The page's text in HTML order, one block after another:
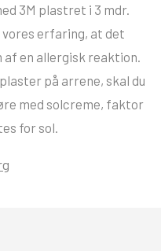
3M plastret i 3 mdr.
erfaring, at det
en allergisk reaktion.
på arrene, skal du
med solcreme, faktor
for sol.